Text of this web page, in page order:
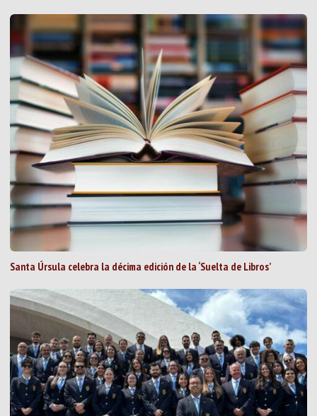
Santa Úrsula celebra la décima edición de la ‘Suelta de Libros’